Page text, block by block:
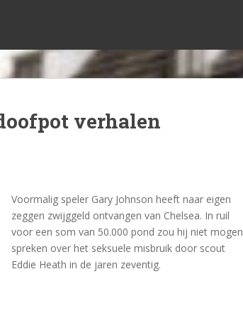
verhalen
Voormalig speler Gary Johnson heeft naar eigen
zeggen zwijggeld ontvangen van Chelsea. In ruil
voor een som van 50.000 pond zou hij niet mogen
spreken over het seksuele misbruik door scout
Eddie Heath in de jaren zeventig.